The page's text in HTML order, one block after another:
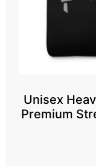
Unisex
Premium